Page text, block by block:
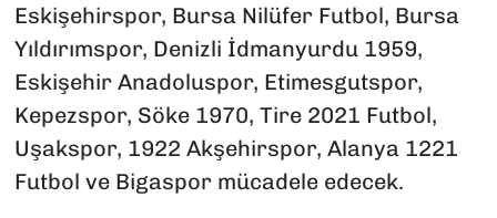
Eskişehirspor, Bursa Nilüfer Futbol, Bursa
Yıldırımspor, Denizli İdmanyurdu 1959,
Eskişehir Anadoluspor, Etimesgutspor,
Kepezspor, Söke 1970, Tire 2021 Futbol,
Uşakspor, 1922 Akşehirspor, Alanya 1221
Futbol ve Bigaspor mücadele edecek.